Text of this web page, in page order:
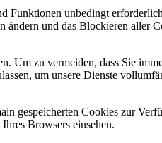
Funktionen unbedingt
und das Blockieren
Um zu vermeiden, dass Sie
um unsere Dienste
gespeicherten Cookies zur
Browsers einsehen.